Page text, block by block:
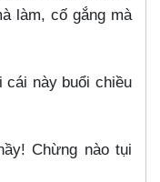
làm, cố gắng mà
cái này buổi chiều
Chừng nào tụi